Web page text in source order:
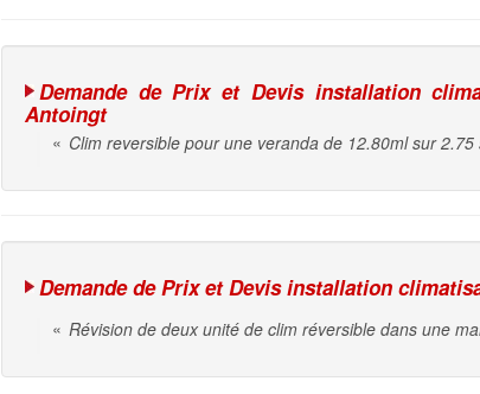
Demande de Prix et Devis installation
Antoingt
« Clim reversible pour une veranda de 12.80ml sur
Demande de Prix et Devis installation
« Révision de deux unité de clim réversible dans une